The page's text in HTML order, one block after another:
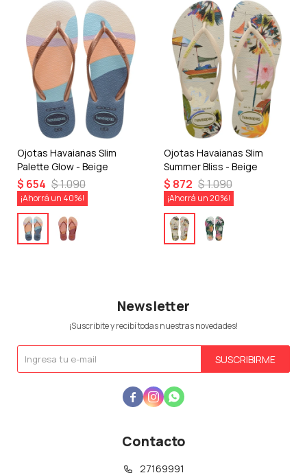
Ojotas Havaianas Slim
Palette Glow - Beige
$ 654 $1.090
40
Ojotas Havaianas Slim
Summer Bliss - Beige
$ 872 $1.090
20
Contacto
27169991
Newsletter
¡Suscribite y recibí todas nuestras novedades!
SUSCRIBIRME
  